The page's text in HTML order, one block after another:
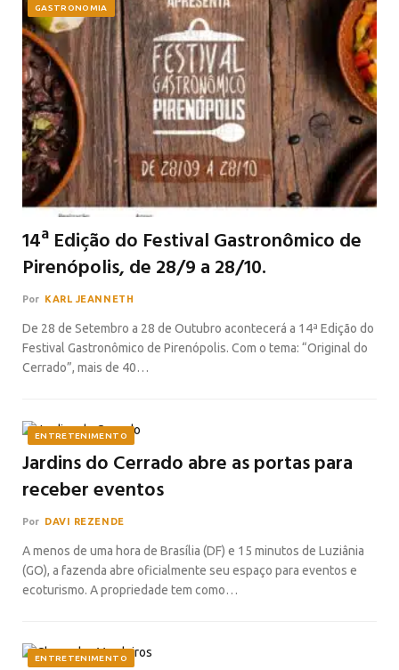
GASTRONOMIA
14ª Edição do Festival Gastronômico de
Pirenópolis, de 28/9 a 28/10.
Por KARL JEANNETH
De 28 de Setembro a 28 de Outubro acontecerá a 14ª Edição do
Festival Gastronômico de Pirenópolis. Com o tema: “Original do
Cerrado”, mais de 40…
ENTRETENIMENTO
Jardins do Cerrado abre as portas para
receber eventos
Por DAVI REZENDE
A menos de uma hora de Brasília (DF) e 15 minutos de Luziânia
(GO), a fazenda abre oficialmente seu espaço para eventos e
ecoturismo. A propriedade tem como…
ENTRETENIMENTO